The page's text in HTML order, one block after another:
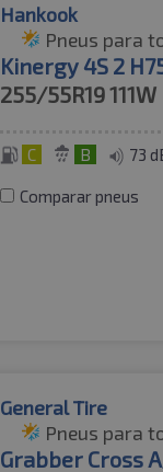
Hankook
Pneus para
Kinergy 4S 2
255/55R19111W
C B 73
Comparar pneus
General Tire
Pneus para
Grabber Cross